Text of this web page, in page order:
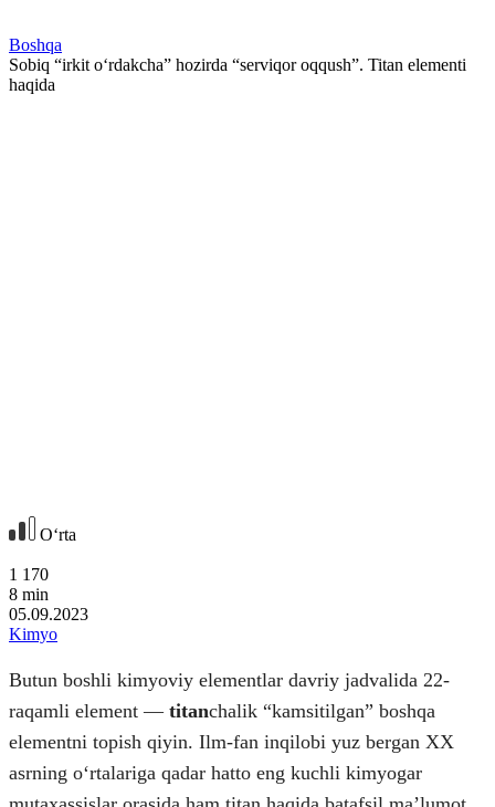
Boshqa
Sobiq “irkit o‘rdakcha” hozirda “serviqor oqqush”. Titan elementi
haqida
Oʻrta
1 170
8 min
05.09.2023
Kimyo
Butun boshli kimyoviy elementlar davriy jadvalida 22-
raqamli element — titanchalik “kamsitilgan” boshqa
elementni topish qiyin. Ilm-fan inqilobi yuz bergan XX
asrning oʻrtalariga qadar hatto eng kuchli kimyogar